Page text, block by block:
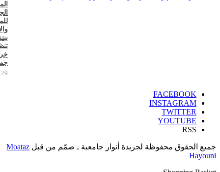
29 يوليو 2026
FACEBOOK
INSTAGRAM
TWITTER
YOUTUBE
RSS
جميع الحقوق محفوظة لجريدة أنوار جامعية ـ صمّم من قبل Moataz
Hayouni